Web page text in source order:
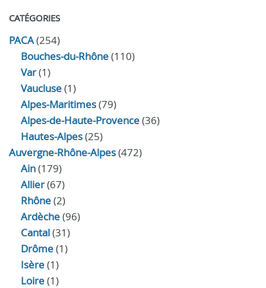
CATÉGORIES
PACA(254)
Bouches-du-Rhône(110)
Var(1)
Vaucluse(1)
Alpes-Maritimes(79)
Alpes-de-Haute-Provence(36)
Hautes-Alpes(25)
Auvergne-Rhône-Alpes(472)
Ain(179)
Allier(67)
Rhône(2)
Ardèche(96)
Cantal(31)
Drôme(1)
Isère(1)
Loire(1)